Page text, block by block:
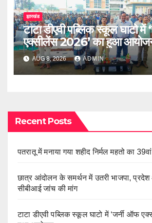
झारखंड
टाटा डीएवी पब्लिक स्कूल घाटो में
एक्सीलेंस 2026’ का हुआ
AUG 8, 2026 ADMIN
Recent Posts
पतरातू में मनाया गया शहीद निर्मल महतो का
छात्र आंदोलन के समर्थन में उतरी भाजपा, प्रदेश
सीबीआई जांच की मांग
टाटा डीएवी पब्लिक स्कूल घाटो में ‘जर्नी ऑफ